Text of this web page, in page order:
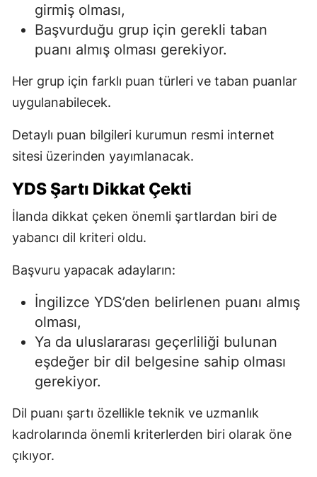
girmiş olması,
Başvurduğu grup için gerekli taban
puanı almış olması gerekiyor.
Her grup için farklı puan türleri ve taban puanlar
uygulanabilecek.
Detaylı puan bilgileri kurumun resmi internet
sitesi üzerinden yayımlanacak.
YDS Şartı Dikkat Çekti
İlanda dikkat çeken önemli şartlardan biri de
yabancı dil kriteri oldu.
Başvuru yapacak adayların:
İngilizce YDS’den belirlenen puanı almış
olması,
Ya da uluslararası geçerliliği bulunan
eşdeğer bir dil belgesine sahip olması
gerekiyor.
Dil puanı şartı özellikle teknik ve uzmanlık
kadrolarında önemli kriterlerden biri olarak öne
çıkıyor.